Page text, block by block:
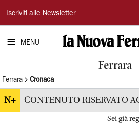
La
Nuova
Ferrara
Iscriviti alle Newsletter
MENU
Ferrara
Ferrara Cronaca
N+ CONTENUTO RISERVATO
Sei già